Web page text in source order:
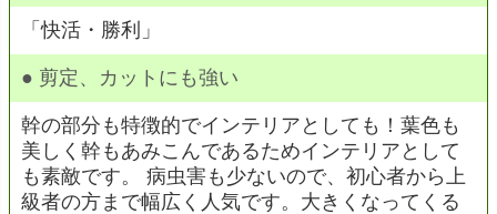
「快活・勝利」
● 剪定、カットにも強い
幹の部分も特徴的でインテリアとしても！葉色も
美しく幹もあみこんであるためインテリアとして
も素敵です。 病虫害も少ないので、初心者から上
級者の方まで幅広く人気です。大きくなってくる